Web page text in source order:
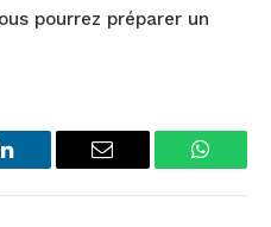
pourrez préparer un
LinkedIn Email